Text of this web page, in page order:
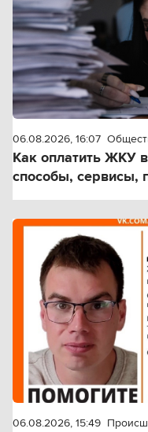
06.08.2026, 16:07
Как оплатить ЖКУ
способы, сервисы,
06.08.2026, 15:49